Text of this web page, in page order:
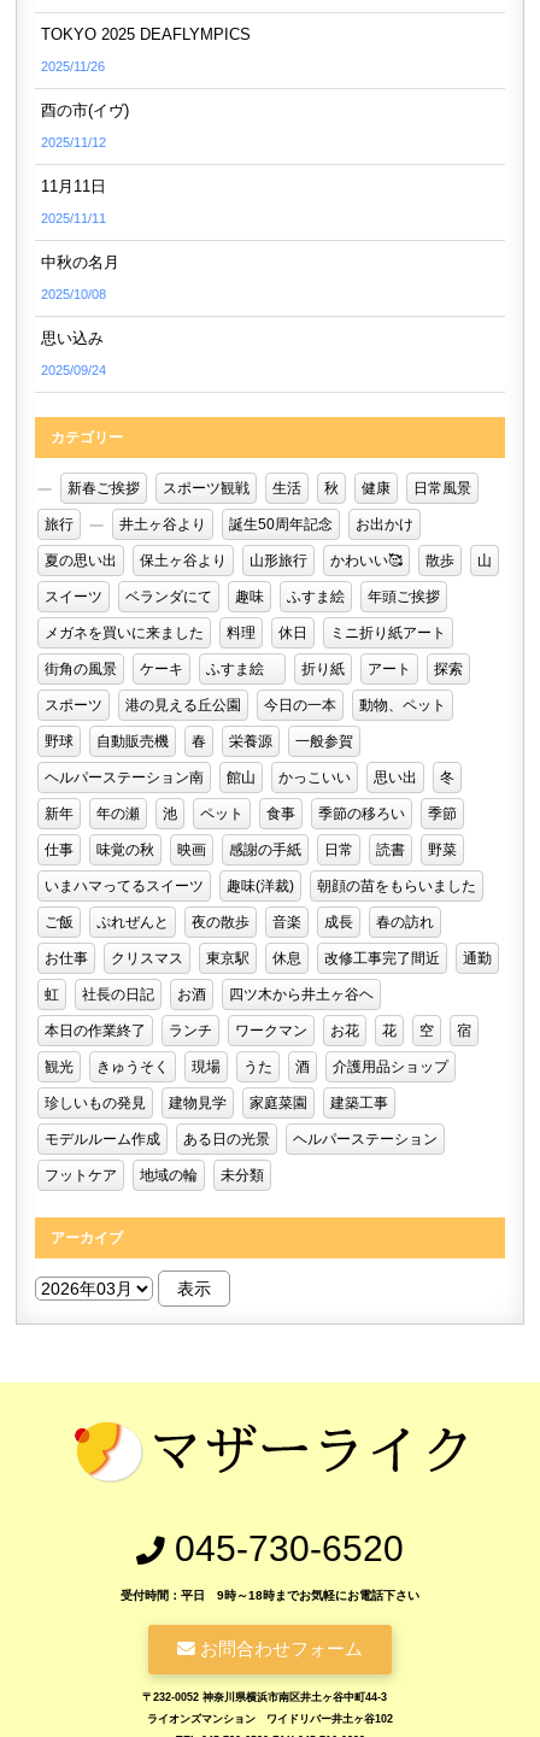
TOKYO 2025 DEAFLYMPICS
2025/11/26
酉の市(イヴ)
2025/11/12
11月11日
2025/11/11
中秋の名月
2025/10/08
思い込み
2025/09/24
カテゴリー
新春ご挨拶 スポーツ観戦 生活 秋 健康 日常風景
旅行 井土ヶ谷より 誕生50周年記念 お出かけ
夏の思い出 保土ヶ谷より 山形旅行 かわいい🥰 散歩 山
スイーツ ベランダにて 趣味 ふすま絵 年頭ご挨拶
メガネを買いに来ました 料理 休日 ミニ折り紙アート
街角の風景 ケーキ ふすま絵 折り紙 アート 探索
スポーツ 港の見える丘公園 今日の一本 動物、ペット
野球 自動販売機 春 栄養源 一般参賀
ヘルパーステーション南 館山 かっこいい 思い出 冬
新年 年の瀬 池 ペット 食事 季節の移ろい 季節
仕事 味覚の秋 映画 感謝の手紙 日常 読書 野菜
いまハマってるスイーツ 趣味(洋裁) 朝顔の苗をもらいました
ご飯 ぷれぜんと 夜の散歩 音楽 成長 春の訪れ
お仕事 クリスマス 東京駅 休息 改修工事完了間近 通勤
虹 社長の日記 お酒 四ツ木から井土ヶ谷ヘ
本日の作業終了 ランチ ワークマン お花 花 空 宿
観光 きゅうそく 現場 うた 酒 介護用品ショップ
珍しいもの発見 建物見学 家庭菜園 建築工事
モデルルーム作成 ある日の光景 ヘルパーステーション
フットケア 地域の輪 未分類
アーカイブ
045-730-6520
受付時間：平日 9時～18時までお気軽にお電話下さい
お問合わせフォーム
〒232-0052 神奈川県横浜市南区井土ヶ谷中町44-3
ライオンズマンション ワイドリバー井土ヶ谷102